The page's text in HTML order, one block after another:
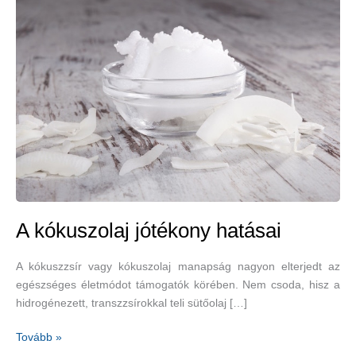
A kókuszolaj jótékony hatásai
A kókuszzsír vagy kókuszolaj manapság nagyon elterjedt az
egészséges életmódot támogatók körében. Nem csoda, hisz a
hidrogénezett, transzzsírokkal teli sütőolaj […]
A
Tovább »